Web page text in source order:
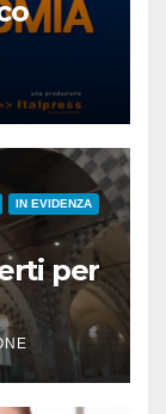
IN EVIDENZA
per